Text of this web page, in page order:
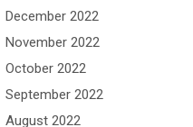
December 2022
November 2022
October 2022
September 2022
August 2022